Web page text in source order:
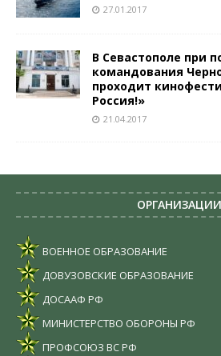
27.01.2017
В Севастополе при
командования
проходит
Россия!»
21.04.2017
ОРГАНИЗАЦИИ
ВОЕННОЕ ОБРАЗОВАНИЕ
ДОВУЗОВСКИЕ ОБРАЗОВАНИЕ
ДОСААФ РФ
МИНИСТЕРСТВО ОБОРОНЫ РФ
ПРОФСОЮЗ ВС РФ